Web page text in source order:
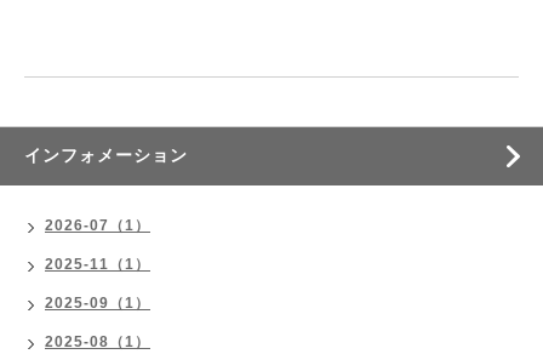
インフォメーション
2026-07（1）
2025-11（1）
2025-09（1）
2025-08（1）